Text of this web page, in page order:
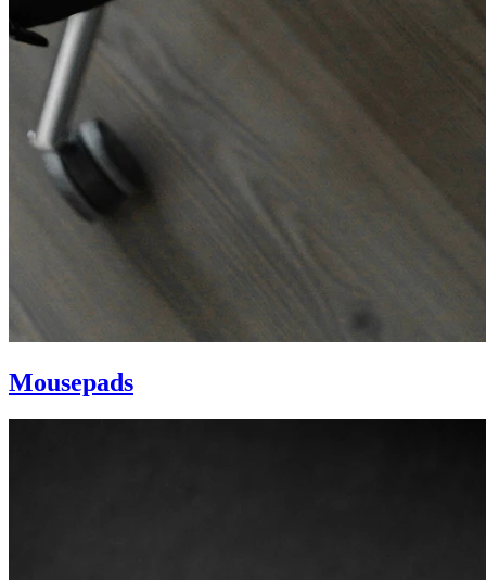
Mousepads